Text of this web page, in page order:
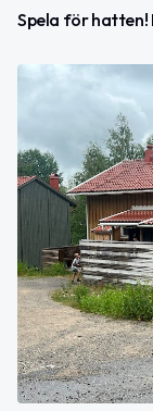
Spela för hatten!